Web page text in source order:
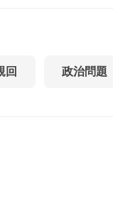
回 政治問題